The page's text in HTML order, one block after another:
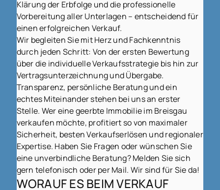
Klärung der Erbfolge und die professionelle
Vorbereitung aller Unterlagen – entscheidend für
einen erfolgreichen Verkauf.
Wir begleiten Sie mit Herz und Fachkenntnis
durch jeden Schritt: Von der ersten Bewertung
über die individuelle Verkaufsstrategie bis hin zur
Vertragsunterzeichnung und Übergabe.
Transparenz, persönliche Beratung und ein
echtes Miteinander stehen bei uns an erster
Stelle. Wer eine geerbte Immobilie im Breisgau
verkaufen möchte, profitiert so von maximaler
Sicherheit, besten Verkaufserlösen und regionaler
Expertise. Haben Sie Fragen oder wünschen Sie
eine unverbindliche Beratung? Melden Sie sich
gern telefonisch oder per Mail. Wir sind für Sie da!
WORAUF ES BEIM VERKAUF